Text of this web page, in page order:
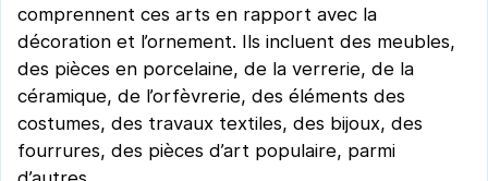
comprennent ces arts en rapport avec la
décoration et l’ornement. Ils incluent des meubles,
des pièces en porcelaine, de la verrerie, de la
céramique, de l’orfèvrerie, des éléments des
costumes, des travaux textiles, des bijoux, des
fourrures, des pièces d’art populaire, parmi